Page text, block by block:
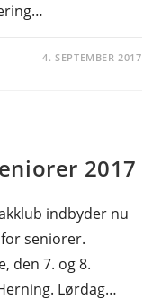
4. SEPTEMBER 2017
2017
indbyder nu
seniorer.
den 7. og 8.
Lørdag…